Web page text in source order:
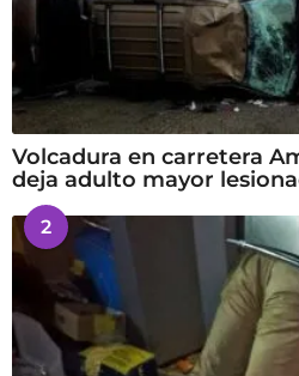
Volcadura en carretera
deja adulto mayor
2